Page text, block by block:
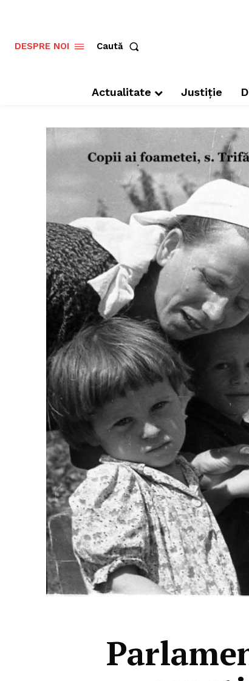
DESPRE NOI Caută
Actualitate Justiție